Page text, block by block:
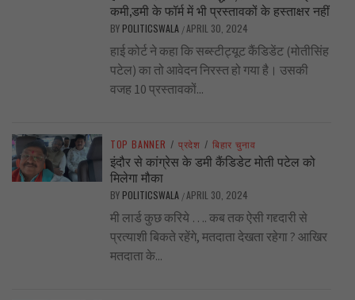
कमी,डमी के फॉर्म में भी प्रस्तावकों के हस्ताक्षर नहीं
BY POLITICSWALA /APRIL 30, 2024
हाई कोर्ट ने कहा कि सब्स्टीट्यूट कैंडिडेंट (मोतीसिंह
पटेल) का तो आवेदन निरस्त हो गया है। उसकी
वजह 10 प्रस्तावकों...
TOP BANNER / प्रदेश / बिहार चुनाव
इंदौर से कांग्रेस के डमी कैंडिडेट मोती पटेल को
मिलेगा मौका
BY POLITICSWALA /APRIL 30, 2024
मी लार्ड कुछ करिये …. कब तक ऐसी गद्द्दारी से
प्रत्याशी बिकते रहेंगे, मतदाता देखता रहेगा ? आखिर
मतदाता के...